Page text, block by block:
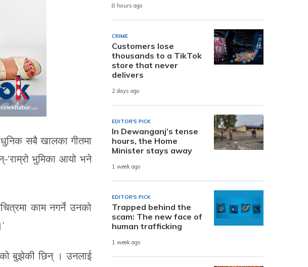
सबै खालका गीतमा
भुमिका आयो भने
काम नगर्ने उनको
बुझेकी छिन् । उनलाई
8 hours ago
CRIME
Customers lose
thousands to a TikTok
store that never
delivers
2 days ago
EDITOR'S PICK
In Dewanganj’s tense
hours, the Home
Minister stays away
1 week ago
EDITOR'S PICK
Trapped behind the
scam: The new face of
human trafficking
1 week ago